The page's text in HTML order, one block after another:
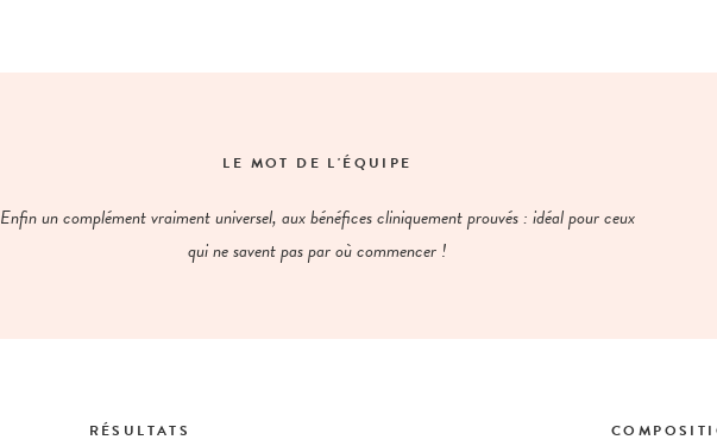
LE MOT DE L'ÉQUIPE
Enfin un complément vraiment universel, aux bénéfices cliniquement prouvés : idéal pour ceux
qui ne savent pas par où commencer !
RÉSULTATS